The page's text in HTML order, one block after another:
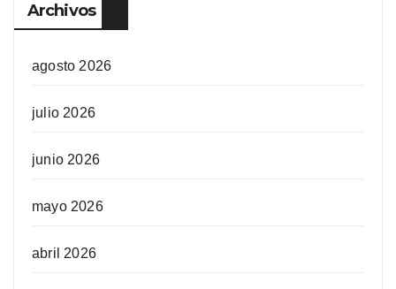
Archivos
agosto 2026
julio 2026
junio 2026
mayo 2026
abril 2026